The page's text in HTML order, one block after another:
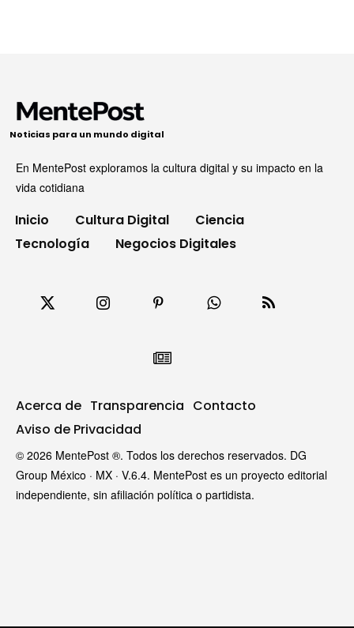
Noticias para un mundo digital
En MentePost exploramos la cultura digital y su impacto en la
vida cotidiana
Inicio Cultura Digital
Ciencia
Tecnología
Negocios Digitales
Acerca de Transparencia Contacto
Aviso de Privacidad
© 2026 MentePost ®. Todos los derechos reservados. DG
Group México · MX · V.6.4. MentePost es un proyecto editorial
independiente, sin afiliación política o partidista.